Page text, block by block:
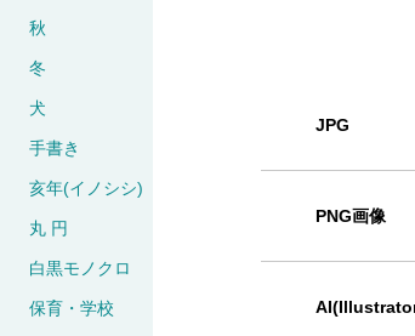
秋
冬
犬
手書き
亥年(イノシシ)
丸 円
白黒モノクロ
保育・学校
JPG
PNG画像